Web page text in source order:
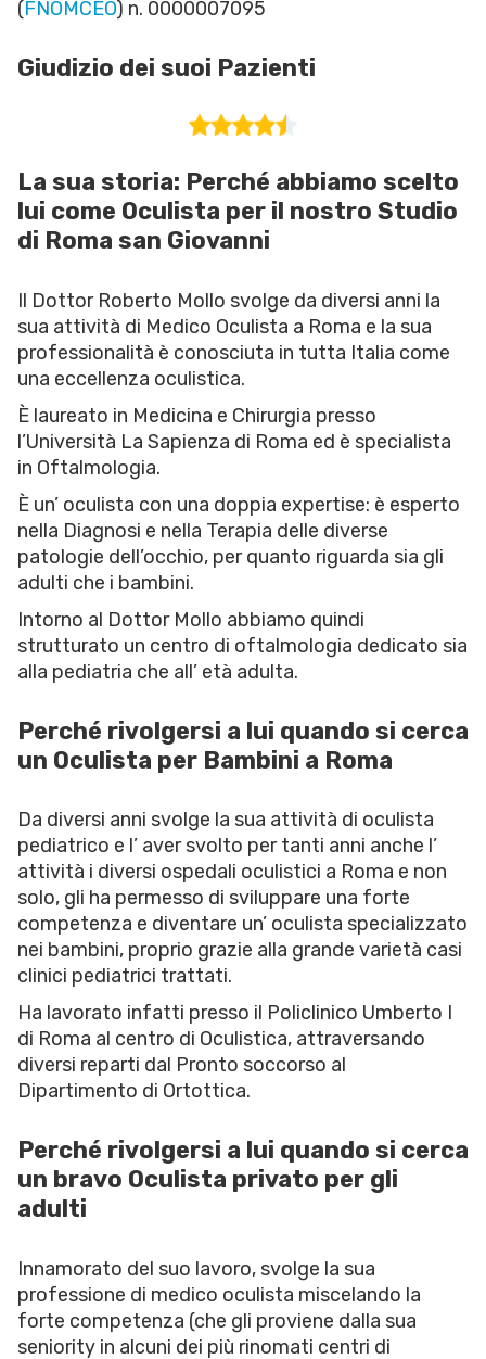
(FNOMCEO) n. 0000007095
Giudizio dei suoi Pazienti
La sua storia: Perché abbiamo scelto
lui come Oculista per il nostro Studio
di Roma san Giovanni
Il Dottor Roberto Mollo svolge da diversi anni la
sua attività di Medico Oculista a Roma e la sua
professionalità è conosciuta in tutta Italia come
una eccellenza oculistica.
È laureato in Medicina e Chirurgia presso
l’Università La Sapienza di Roma ed è specialista
in Oftalmologia.
È un’ oculista con una doppia expertise: è esperto
nella Diagnosi e nella Terapia delle diverse
patologie dell’occhio, per quanto riguarda sia gli
adulti che i bambini.
Intorno al Dottor Mollo abbiamo quindi
strutturato un centro di oftalmologia dedicato sia
alla pediatria che all’ età adulta.
Perché rivolgersi a lui quando si cerca
un Oculista per Bambini a Roma
Da diversi anni svolge la sua attività di oculista
pediatrico e l’ aver svolto per tanti anni anche l’
attività i diversi ospedali oculistici a Roma e non
solo, gli ha permesso di sviluppare una forte
competenza e diventare un’ oculista specializzato
nei bambini, proprio grazie alla grande varietà casi
clinici pediatrici trattati.
Ha lavorato infatti presso il Policlinico Umberto I
di Roma al centro di Oculistica, attraversando
diversi reparti dal Pronto soccorso al
Dipartimento di Ortottica.
Perché rivolgersi a lui quando si cerca
un bravo Oculista privato per gli
adulti
Innamorato del suo lavoro, svolge la sua
professione di medico oculista miscelando la
forte competenza (che gli proviene dalla sua
seniority in alcuni dei più rinomati centri di